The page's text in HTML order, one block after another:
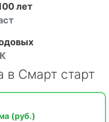
лет
в Смарт старт
(руб.)